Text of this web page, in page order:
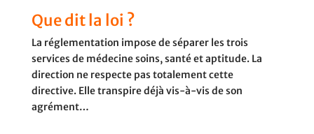
Que dit la loi ?
La réglementation impose de séparer les trois
services de médecine soins, santé et aptitude. La
direction ne respecte pas totalement cette
directive. Elle transpire déjà vis-à-vis de son
agrément…